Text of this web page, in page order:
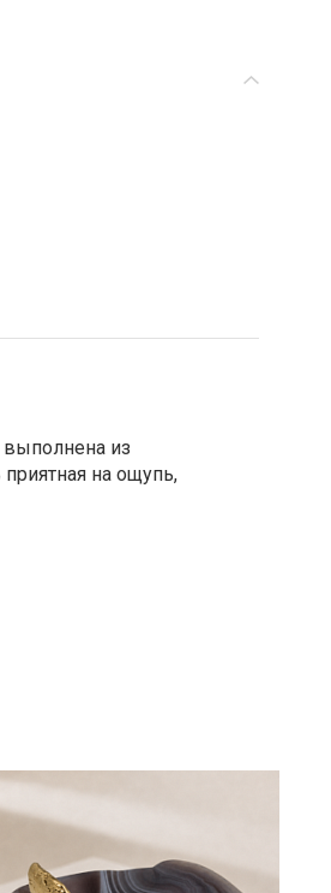
выполнена из
на ощупь,